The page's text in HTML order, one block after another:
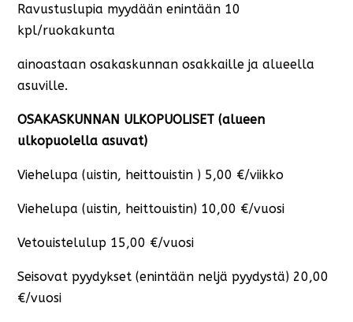
Ravustuslupia myydään enintään 10
kpl/ruokakunta
ainoastaan osakaskunnan osakkaille ja alueella
asuville.
OSAKASKUNNAN ULKOPUOLISET (alueen
ulkopuolella asuvat)
Viehelupa (uistin, heittouistin ) 5,00 €/viikko
Viehelupa (uistin, heittouistin) 10,00 €/vuosi
Vetouistelulup 15,00 €/vuosi
Seisovat pyydykset (enintään neljä pyydystä) 20,00
€/vuosi